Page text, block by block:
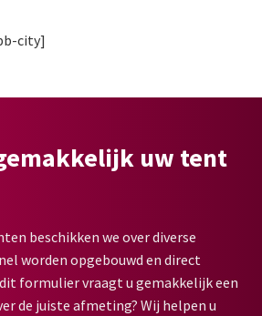
uw tent
beschikken we over diverse
worden opgebouwd en direct
formulier vraagt u gemakkelijk een
de juiste afmeting? Wij helpen u